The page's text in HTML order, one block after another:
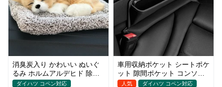
消臭炭入り かわいい ぬいぐ
るみ ホルムアルデヒド 除去
インテリア 贈り物
ダイハツ コペン対応
車用収納ポケット シートポケ
ット 隙間ポケット コンソー
ルボックス カー用品
人気 ダイハツ コペン対応